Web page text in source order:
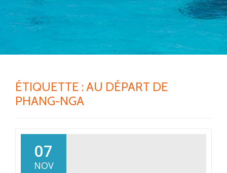
ÉTIQUETTE :AU DÉPART DE
PHANG-NGA
07
NOV